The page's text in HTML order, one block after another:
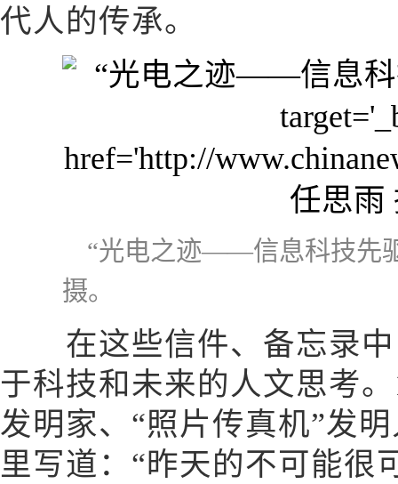
代人的传承。
“光电之迹——信息科技先
摄。
在这些信件、备忘录中
于科技和未来的人文思考
发明家、“照片传真机”发
里写道：“昨天的不可能很